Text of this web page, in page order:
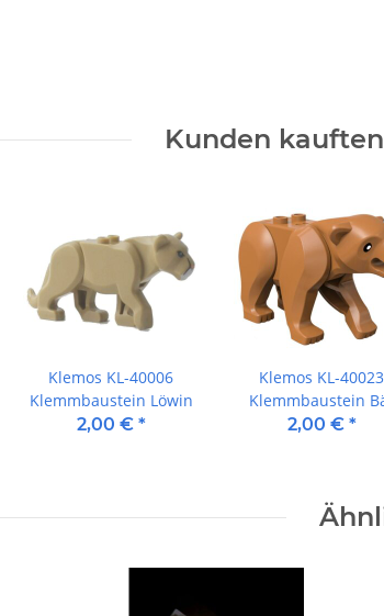
Kunden
Klemos KL-40006
Klemmbaustein Löwin
2,00 € *
Klemos KL-40023
Klemmbaustein
braun
2,00 € *